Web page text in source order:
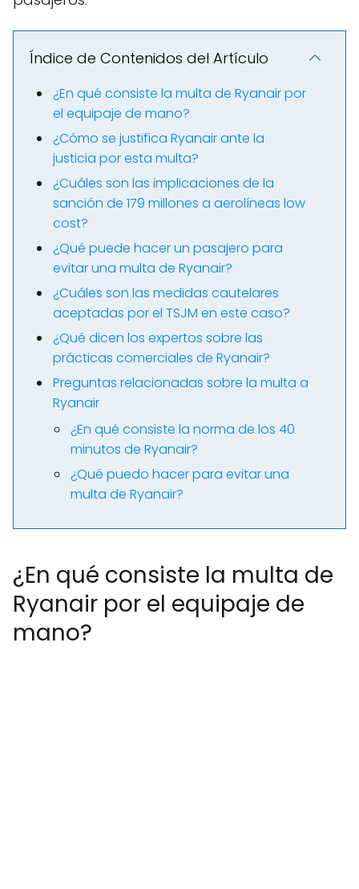
Índice de Contenidos del Artículo
¿En qué consiste la multa de Ryanair por
el equipaje de mano?
¿Cómo se justifica Ryanair ante la
justicia por esta multa?
¿Cuáles son las implicaciones de la
sanción de 179 millones a aerolíneas low
cost?
¿Qué puede hacer un pasajero para
evitar una multa de Ryanair?
¿Cuáles son las medidas cautelares
aceptadas por el TSJM en este caso?
¿Qué dicen los expertos sobre las
prácticas comerciales de Ryanair?
Preguntas relacionadas sobre la multa a
Ryanair
¿En qué consiste la norma de los 40
minutos de Ryanair?
¿Qué puedo hacer para evitar una
multa de Ryanair?
¿En qué consiste la multa de
Ryanair por el equipaje de
mano?